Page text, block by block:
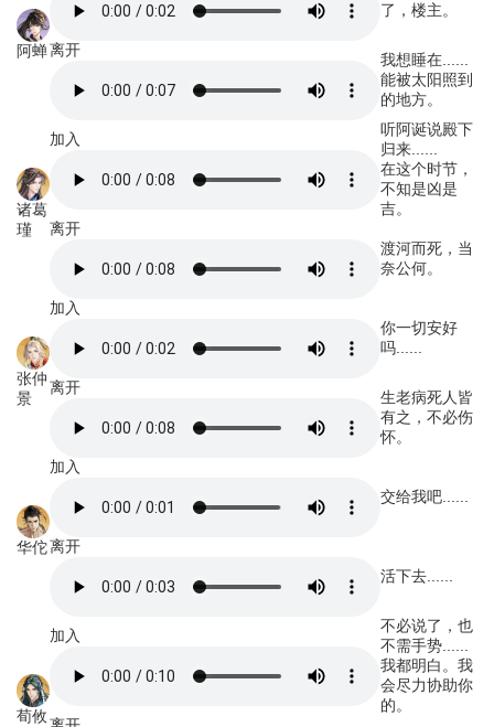
阿蝉
了，楼主。
离开
我想睡在......
能被太阳照到
的地方。
诸葛
瑾
加入
听阿诞说殿下
归来......
在这个时节，
不知是凶是
吉。
离开
渡河而死，当
奈公何。
张仲
景
加入
你一切安好
吗......
离开
生老病死人皆
有之，不必伤
怀。
华佗
加入
交给我吧......
离开
活下去......
荀攸
加入
不必说了，也
不需手势......
我都明白。我
会尽力协助你
的。